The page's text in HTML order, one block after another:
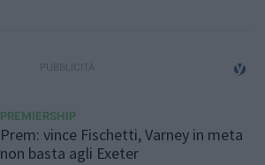
PREMIERSHIP
Prem: vince Fischetti, Varney in meta
non basta agli Exeter